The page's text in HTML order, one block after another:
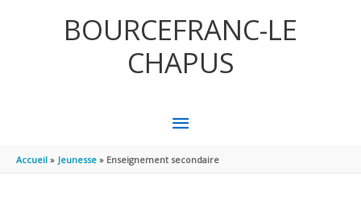
BOURCEFRANC-LE
CHAPUS
MENU
PRINCIPAL
Accueil Jeunesse Enseignement secondaire